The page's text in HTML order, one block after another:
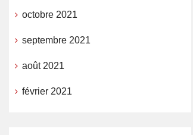
octobre 2021
septembre 2021
août 2021
février 2021